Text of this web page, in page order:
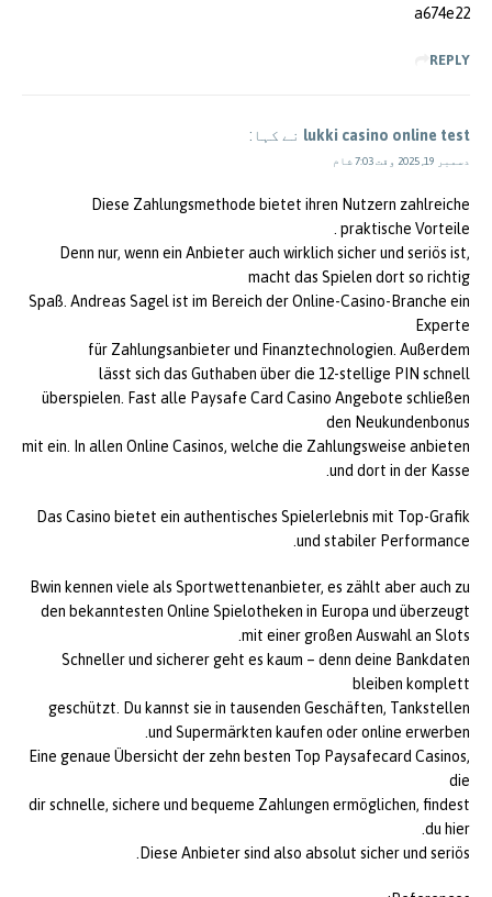
a674e22
REPLY
lukki casino online test نے کہا:
دسمبر 19, 2025 وقت 7:03 شام
Diese Zahlungsmethode bietet ihren Nutzern zahlreiche
praktische Vorteile .
Denn nur, wenn ein Anbieter auch wirklich sicher und seriös ist,
macht das Spielen dort so richtig
Spaß. Andreas Sagel ist im Bereich der Online-Casino-Branche ein
Experte
für Zahlungsanbieter und Finanztechnologien. Außerdem
lässt sich das Guthaben über die 12-stellige PIN schnell
überspielen. Fast alle Paysafe Card Casino Angebote schließen
den Neukundenbonus
mit ein. In allen Online Casinos, welche die Zahlungsweise anbieten
und dort in der Kasse.
Das Casino bietet ein authentisches Spielerlebnis mit Top-Grafik
und stabiler Performance.
Bwin kennen viele als Sportwettenanbieter, es zählt aber auch zu
den bekanntesten Online Spielotheken in Europa und überzeugt
mit einer großen Auswahl an Slots.
Schneller und sicherer geht es kaum – denn deine Bankdaten
bleiben komplett
geschützt. Du kannst sie in tausenden Geschäften, Tankstellen
und Supermärkten kaufen oder online erwerben.
Eine genaue Übersicht der zehn besten Top Paysafecard Casinos,
die
dir schnelle, sichere und bequeme Zahlungen ermöglichen, findest
du hier.
Diese Anbieter sind also absolut sicher und seriös.